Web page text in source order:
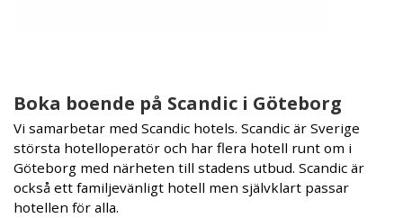
Boka boende på Scandic i Göteborg
Vi samarbetar med Scandic hotels. Scandic är Sverige
största hotelloperatör och har flera hotell runt om i
Göteborg med närheten till stadens utbud. Scandic är
också ett familjevänligt hotell men självklart passar
hotellen för alla.